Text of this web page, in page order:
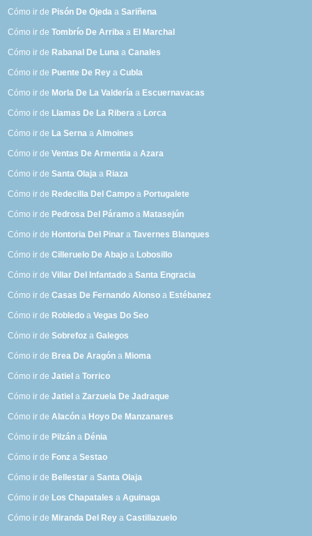
Cómo ir de Pisón De Ojeda aSariñena
Cómo ir deTombrío De Arriba a El Marchal
Cómo ir de Rabanal De Luna aCanales
Cómo ir de Puente De Rey aCubla
Cómo ir de Morla De La Valdería a Escuernavacas
Cómo ir de Llamas De La Ribera a Lorca
Cómo ir de La Serna aAlmoines
Cómo ir deVentas De Armentia aAzara
Cómo ir deSanta Olaja a Riaza
Cómo ir de Redecilla Del Campo a Portugalete
Cómo ir de Pedrosa Del Páramo a Matasejún
Cómo ir de Hontoria Del Pinar aTavernes Blanques
Cómo ir deCilleruelo De Abajo a Lobosillo
Cómo ir deVillar Del Infantado aSanta Engracia
Cómo ir deCasas De Fernando Alonso a Estébanez
Cómo ir de Robledo aVegas Do Seo
Cómo ir deSobrefoz aGalegos
Cómo ir de Brea De Aragón a Mioma
Cómo ir deJatiel aTorrico
Cómo ir deJatiel aZarzuela De Jadraque
Cómo ir deAlacón a Hoyo De Manzanares
Cómo ir de Pilzán a Dénia
Cómo ir de Fonz aSestao
Cómo ir de Bellestar aSanta Olaja
Cómo ir de Los Chapatales aAguinaga
Cómo ir de Miranda Del Rey aCastillazuelo